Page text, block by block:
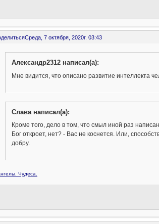
Среда, 7 октября, 2020г. 03:43
Александр2312 написал(а):
Мне видится, что описано развитие интеллекта
Слава написал(а):
Кроме того, дело в том, что смыл иной раз
Бог откроет, нет? - Вас не коснется. Или,
добру.
Чудеса.